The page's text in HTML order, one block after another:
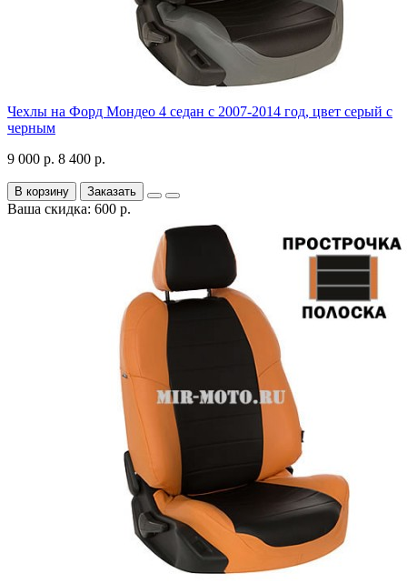
Чехлы на Форд Мондео 4 седан с 2007-2014 год, цвет серый с
черным
9 000 р. 8 400 р.
В корзину Заказать
Ваша скидка: 600 р.